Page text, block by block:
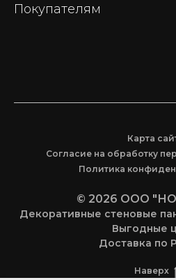
Покупателям
Карта
Согласие на обработку
Политика
© 2026 ООО
Декоративные стеновые
Выгодные
Доставка по
Наверх